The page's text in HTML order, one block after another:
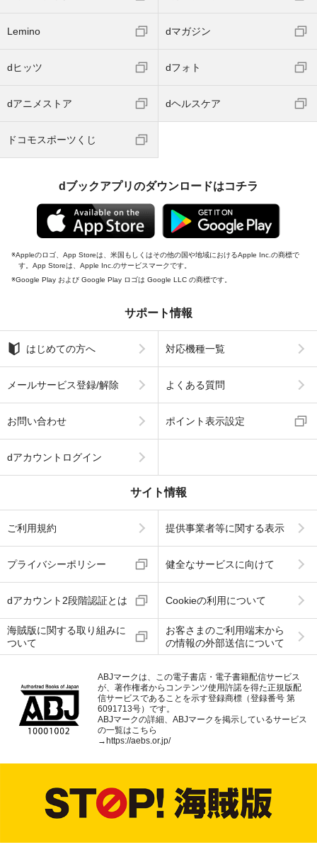
Lemino dマガジン
dヒッツ dフォト
dアニメストア dヘルスケア
ドコモスポーツくじ
dブックアプリのダウンロードはコチラ
Appleのロゴ、App Storeは、米国もしくはその他の国や地域におけるApple Inc.の商標で
す。App Storeは、Apple Inc.のサービスマークです。
Google Play および Google Play ロゴは Google LLC の商標です。
サポート情報
はじめての方へ 対応機種一覧
メールサービス登録/解除 よくある質問
お問い合わせ ポイント表示設定
dアカウントログイン
サイト情報
ご利用規約 提供事業者等に関する表示
プライバシーポリシー 健全なサービスに向けて
dアカウント2段階認証とは Cookieの利用について
海賊版に関する取り組みに
ついて
お客さまのご利用端末から
の情報の外部送信について
ABJマークは、この電子書店・電子書籍配信サービス
が、著作権者からコンテンツ使用許諾を得た正規版配
信サービスであることを示す登録商標（登録番号 第
6091713号）です。
ABJマークの詳細、ABJマークを掲示しているサービス
の一覧はこちら
→ https://aebs.or.jp/